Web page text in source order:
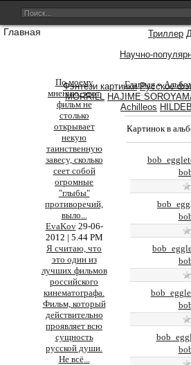
Главная Триллер
Научно-
Фэнтези картинки Русское
MORRILL HAJIME
Achilleos
По моему
мнению, этот
фильм не
столько
открывает
некую
таинственную
завесу, сколько
сеет собой
огромные
"глыбы"
противоречий,
выло...
EvaKov 29-06-
2012 | 5.44 PM
Я считаю, что
это один из
лучших фильмов
российского
кинематографа.
Фильм, который
действительно
проявляет всю
сущность
русской души.
Не всё...
Главная»
Картинок в